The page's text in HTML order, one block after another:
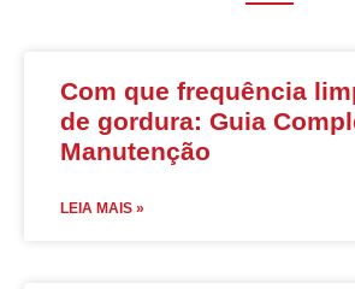
Com que frequência
de gordura: Guia
Manutenção
LEIA MAIS »